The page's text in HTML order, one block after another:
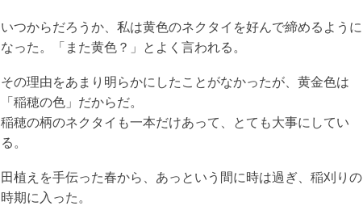
いつからだろうか、私は黄色のネクタイを好んで締めるように
なった。「また黄色？」とよく言われる。
その理由をあまり明らかにしたことがなかったが、黄金色は
「稲穂の色」だからだ。
稲穂の柄のネクタイも一本だけあって、とても大事にしてい
る。
田植えを手伝った春から、あっという間に時は過ぎ、稲刈りの
時期に入った。